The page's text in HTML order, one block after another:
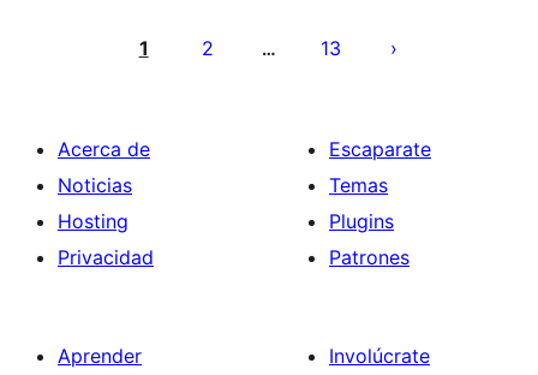
1 2 … 13
Acerca de
Noticias
Hosting
Privacidad
Escaparate
Temas
Plugins
Patrones
Aprender
Involúcrate